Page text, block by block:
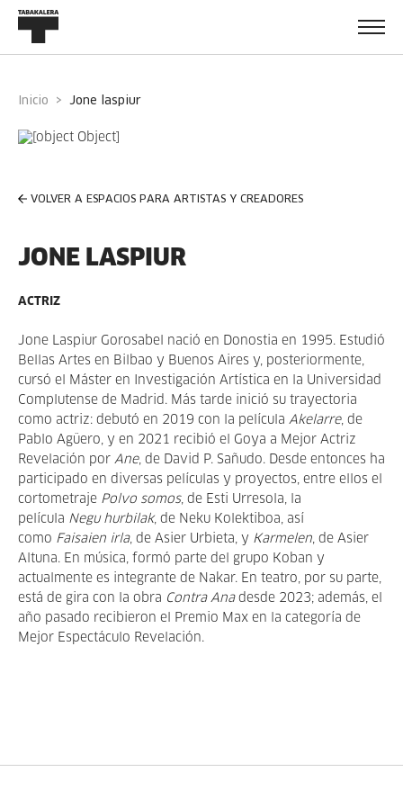
Inicio jone laspiur
VOLVER A ESPACIOS PARA ARTISTAS Y CREADORES
JONE LASPIUR
ACTRIZ
Jone Laspiur Gorosabel nació en Donostia en 1995. Estudió
Bellas Artes en Bilbao y Buenos Aires y, posteriormente,
cursó el Máster en Investigación Artística en la Universidad
Complutense de Madrid. Más tarde inició su trayectoria
como actriz: debutó en 2019 con la película Akelarre, de
Pablo Agüero, y en 2021 recibió el Goya a Mejor Actriz
Revelación por Ane, de David P. Sañudo. Desde entonces ha
participado en diversas películas y proyectos, entre ellos el
cortometraje Polvo somos, de Esti Urresola, la
película Negu hurbilak, de Neku Kolektiboa, así
como Faisaien irla, de Asier Urbieta, y Karmelen, de Asier
Altuna. En música, formó parte del grupo Koban y
actualmente es integrante de Nakar. En teatro, por su parte,
está de gira con la obra Contra Anadesde 2023; además, el
año pasado recibieron el Premio Max en la categoría de
Mejor Espectáculo Revelación.